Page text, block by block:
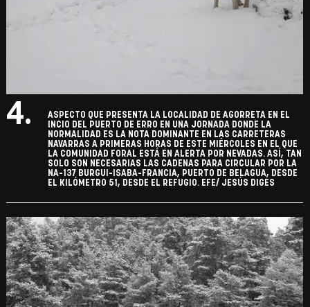
4.
ASPECTO QUE PRESENTA LA LOCALIDAD DE AGORRETA EN EL
INCIO DEL PUERTO DE ERRO EN UNA JORNADA DONDE LA
NORMALIDAD ES LA NOTA DOMINANTE EN LAS CARRETERAS
NAVARRAS A PRIMERAS HORAS DE ESTE MIÉRCOLES EN EL QUE
LA COMUNIDAD FORAL ESTÁ EN ALERTA POR NEVADAS. ASÍ, TAN
SOLO SON NECESARIAS LAS CADENAS PARA CIRCULAR POR LA
NA-137 BURGUI-ISABA-FRANCIA, PUERTO DE BELAGUA, DESDE
EL KILÓMETRO 51, DESDE EL REFUGIO. EFE/ JESÚS DIGES